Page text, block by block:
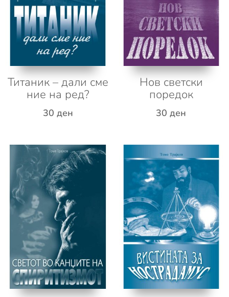
Титаник – дали сме
ние на ред?
30 ден
Нов светски
поредок
30ден